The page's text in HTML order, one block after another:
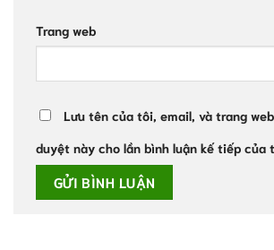
Trang web
Lưu tên của tôi, email, và trang
duyệt này cho lần bình luận kế tiếp của